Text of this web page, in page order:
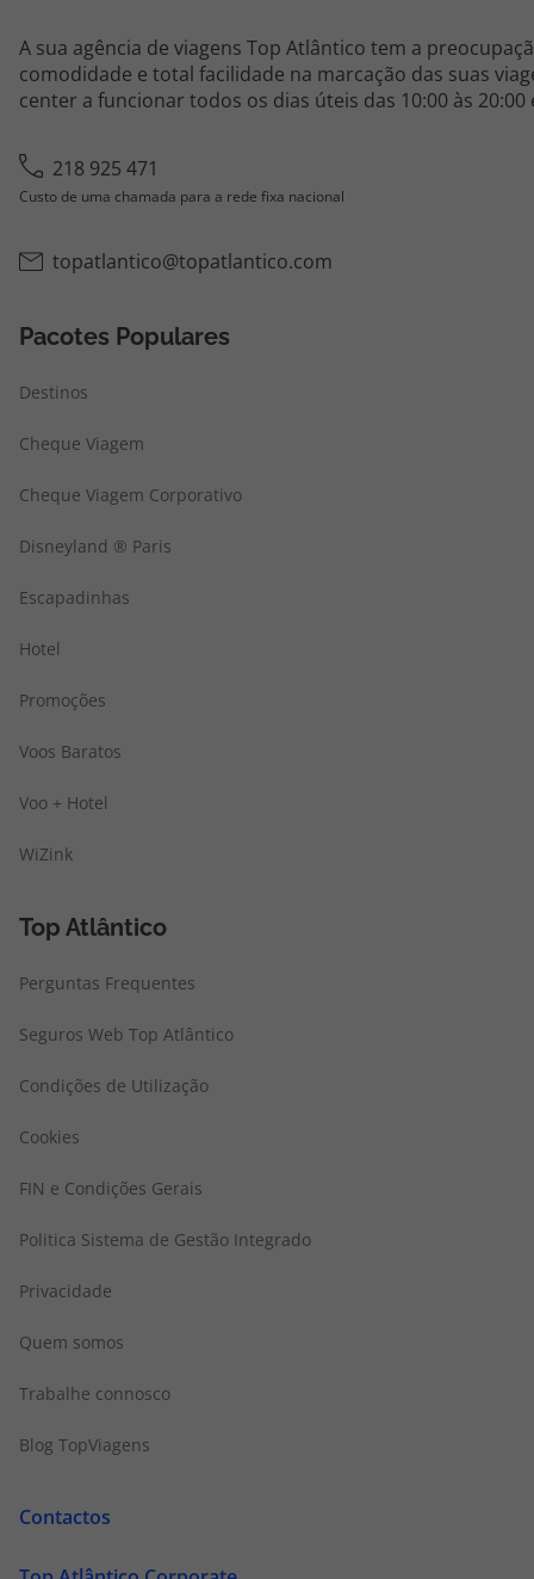
A sua agência de viagens Top Atlântico tem a
comodidade e total facilidade na marcação das suas
center a funcionar todos os dias úteis das 10:00 às 20:00
218 925 471
Custo de uma chamada para a rede fixa nacional
topatlantico@topatlantico.com
Pacotes Populares
Destinos
Cheque Viagem
Cheque Viagem Corporativo
Disneyland ® Paris
Escapadinhas
Hotel
Promoções
Voos Baratos
Voo + Hotel
WiZink
Top Atlântico
Perguntas Frequentes
Seguros Web Top Atlântico
Condições de Utilização
Cookies
FIN e Condições Gerais
Politica Sistema de Gestão Integrado
Privacidade
Quem somos
Trabalhe connosco
Blog TopViagens
Contactos